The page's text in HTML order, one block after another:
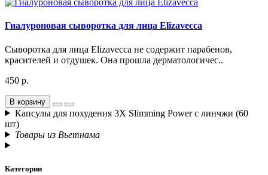
Гиалуроновая сыворотка для лица Elizavecca
Сыворотка для лица Elizavecca не содержит парабенов,
красителей и отдушек. Она прошла дерматологичес..
450 р.
В корзину
Капсулы для похудения 3Х Slimming Power с линчжи (60
шт)
Товары из Вьетнама
Категории